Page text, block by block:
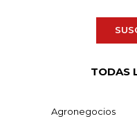
TODAS
Agronegocios